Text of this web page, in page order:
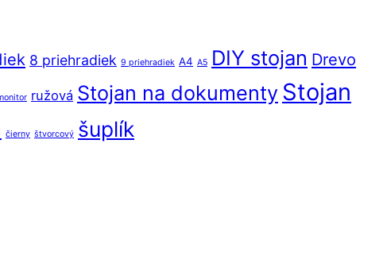
8 priehradiek 9 priehradiek A4 A5 DIY stojan Drevo
ružová Stojan na dokumenty Stojan
čierny štvorcový šuplík